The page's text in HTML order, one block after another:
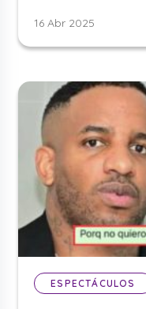
16 Abr 2025
ESPECTÁCULOS